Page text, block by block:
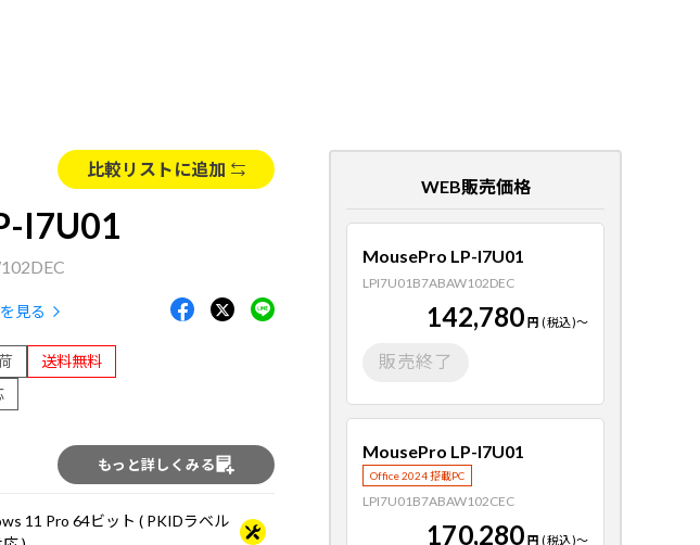
比較リストに追加
I7U01
見る
送料無料
もっと詳しくみる
11 Pro 64ビット ( PKIDラベル
WEB販売価格
MousePro LP-I7U01
LPI7U01B7ABAW102DEC
142,780 円 (税込)～
販売終了
MousePro LP-I7U01
Office 2024 搭載PC
LPI7U01B7ABAW102CEC
170,280 円 (税込)～